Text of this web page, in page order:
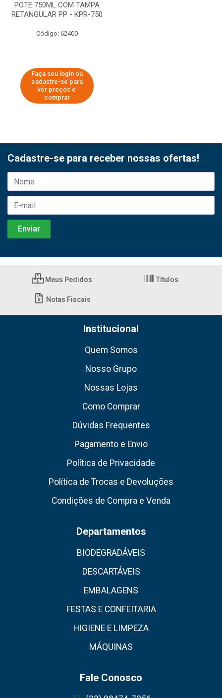
POTE 750ML COM TAMPA
RETANGULAR PP - KPR-750
Código: 62400
Faça seu login ou
cadastre-se para
ver preços e
comprar
Cadastre-se para receber nossas ofertas!
Meus Pedidos Títulos
Notas Fiscais
Institucional
Quem Somos
Nosso Grupo
Nossas Lojas
Como Comprar
Dúvidas Frequentes
Pagamento e Envio
Política de Privacidade
Política de Trocas e Devoluções
Condições de Compra e Venda
Departamentos
BIODEGRADÁVEIS
DESCARTÁVEIS
EMBALAGENS
FESTAS E CONFEITARIA
HIGIENE E LIMPEZA
MÁQUINAS
Fale Conosco